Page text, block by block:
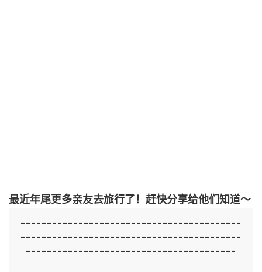
最近年尾更多亲友去旅行了！赶快分享给他们知道～
------------------------------------------
------------------------------------------
----------------------------------------